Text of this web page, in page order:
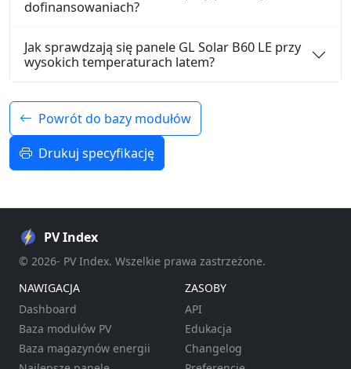
dofinansowaniach?
Jak sprawdzają się panele GL Solar B60 LE przy
wysokich temperaturach latem?
Powrót do bazy modułów
Drukuj specyfikację
PV Index
© 2026- PV Index. Wszelkie prawa zastrzeżone.
NAWIGACJA
Dashboard
Baza modułów PV
Baza magazynów energii
ZASOBY
API
Edukacja
Changelog